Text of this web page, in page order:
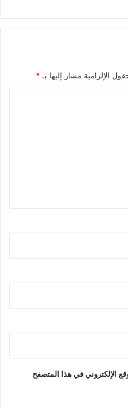
الإلزامية مشار إليها بـ *
الإلكتروني في هذا المتصفح